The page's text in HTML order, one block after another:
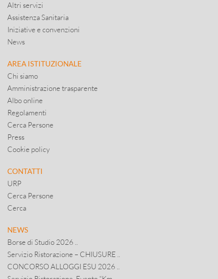
Altri servizi
Assistenza Sanitaria
Iniziative e convenzioni
News
AREA ISTITUZIONALE
Chi siamo
Amministrazione trasparente
Albo online
Regolamenti
Cerca Persone
Press
Cookie policy
CONTATTI
URP
Cerca Persone
Cerca
NEWS
Borse di Studio 2026 ..
Servizio Ristorazione – CHIUSURE ..
CONCORSO ALLOGGI ESU 2026 ..